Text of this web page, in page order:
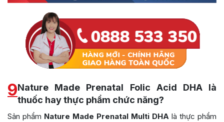
9Nature Made Prenatal Folic Acid DHA là
thuốc hay thực phẩm chức năng?
Sản phẩm Nature Made Prenatal Multi DHA là thực phẩm